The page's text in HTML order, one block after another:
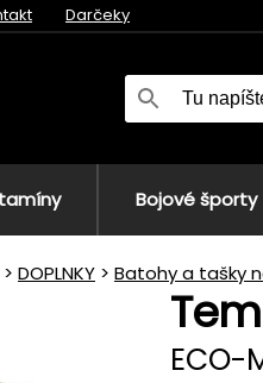
Darčeky
Bojové športy
DOPLNKY Batohy a tašky
ECO-